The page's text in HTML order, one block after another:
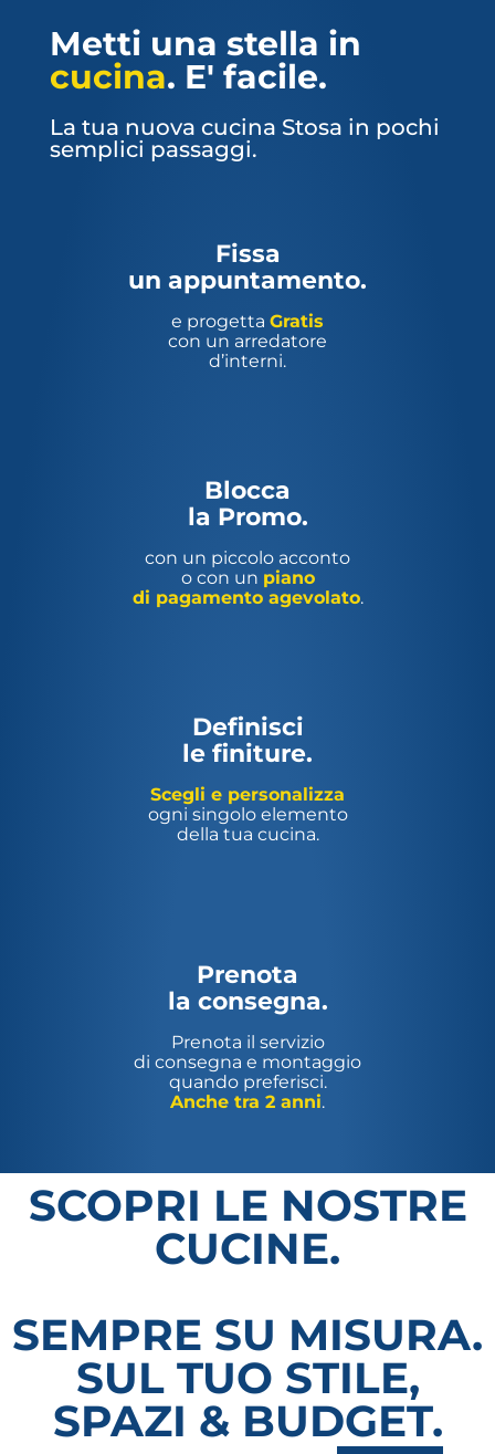
Metti una stella in
cucina. E' facile.
La tua nuova cucina Stosa in pochi
semplici passaggi.
Fissa
un appuntamento.
e progetta Gratis
con un arredatore
d’interni.
Blocca
la Promo.
con un piccolo acconto
o con un piano
di pagamento agevolato.
Definisci
le finiture.
Scegli e personalizza
ogni singolo elemento
della tua cucina.
Prenota
la consegna.
Prenota il servizio
di consegna e montaggio
quando preferisci.
Anche tra 2 anni.
SCOPRI LE NOSTRE
CUCINE.
SEMPRE SU MISURA.
SUL TUO STILE,
SPAZI & BUDGET.